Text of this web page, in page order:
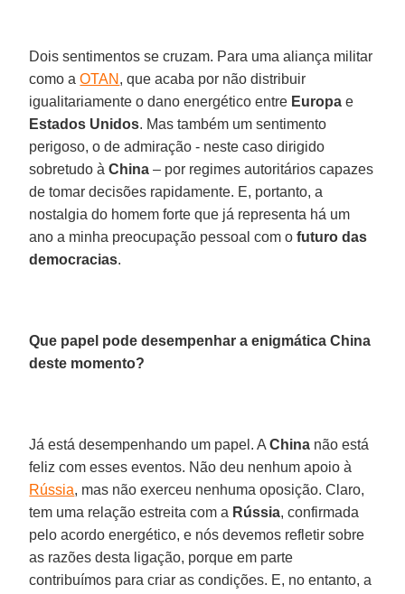
Dois sentimentos se cruzam. Para uma aliança militar
como aOTAN , que acaba por não distribuir
igualitariamente o dano energético entre Europa e
Estados Unidos. Mas também um sentimento
perigoso, o de admiração - neste caso dirigido
sobretudo àChina – por regimes autoritários capazes
de tomar decisões rapidamente. E, portanto, a
nostalgia do homem forte que já representa há um
ano a minha preocupação pessoal com ofuturo das
democracias.
Que papel pode desempenhar a enigmática China
deste momento?
Já está desempenhando um papel. AChina não está
feliz com esses eventos. Não deu nenhum apoio à
Rússia, mas não exerceu nenhuma oposição. Claro,
tem uma relação estreita com a Rússia, confirmada
pelo acordo energético, e nós devemos refletir sobre
as razões desta ligação, porque em parte
contribuímos para criar as condições. E, no entanto, a